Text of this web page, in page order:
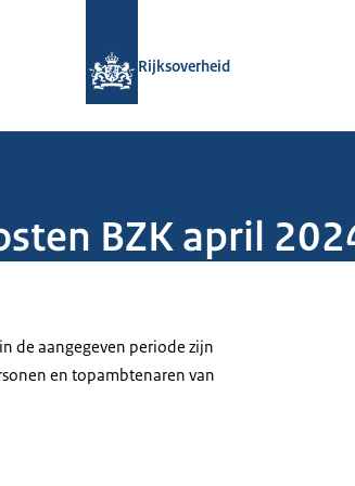
Rijksoverheid
BZK april
de aangegeven periode zijn
en topambtenaren van